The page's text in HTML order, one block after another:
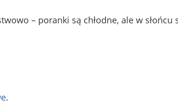
– poranki są chłodne, ale w
.